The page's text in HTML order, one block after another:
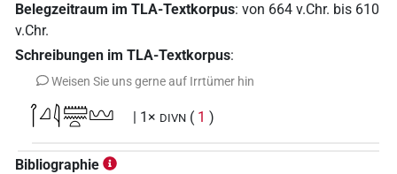
Belegzeitraum im TLA-Textkorpus: von 664 v.Chr. bis 610
v.Chr.
Schreibungen im TLA-Textkorpus:
Weisen Sie uns gerne auf Irrtümer hin
𓋾𓈎𓇋𓏠𓈖𓏏𓈉 | 1× DIVN ( 1 )
Bibliographie